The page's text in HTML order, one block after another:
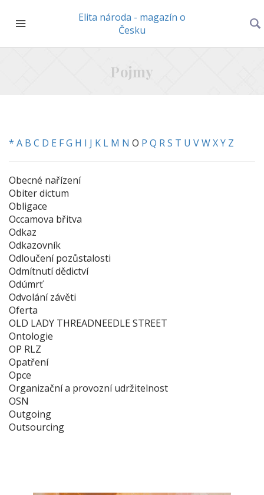
Elita národa - magazín o
Česku
Pojmy
* A B C D E FG H I J K L M N O P Q RS T U VWXY Z
Obecné nařízení
Obiter dictum
Obligace
Occamova břitva
Odkaz
Odkazovník
Odloučení pozůstalosti
Odmítnutí dědictví
Odúmrť
Odvolání závěti
Oferta
OLD LADY THREADNEEDLE STREET
Ontologie
OP RLZ
Opatření
Opce
Organizační a provozní udržitelnost
OSN
Outgoing
Outsourcing